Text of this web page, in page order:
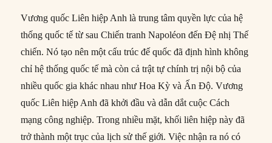
Vương quốc Liên hiệp Anh là trung tâm quyền lực của hệ
thống quốc tế từ sau Chiến tranh Napoléon đến Đệ nhị Thế
chiến. Nó tạo nên một cấu trúc đế quốc đã định hình không
chỉ hệ thống quốc tế mà còn cả trật tự chính trị nội bộ của
nhiều quốc gia khác nhau như Hoa Kỳ và Ấn Độ.Vương
quốc Liên hiệp Anh đã khởi đầu và dẫn dắt cuộc Cách
mạng công nghiệp. Trong nhiều mặt, khối liên hiệp này đã
trở thành một trục của lịch sử thế giới. Việc nhận ra nó có